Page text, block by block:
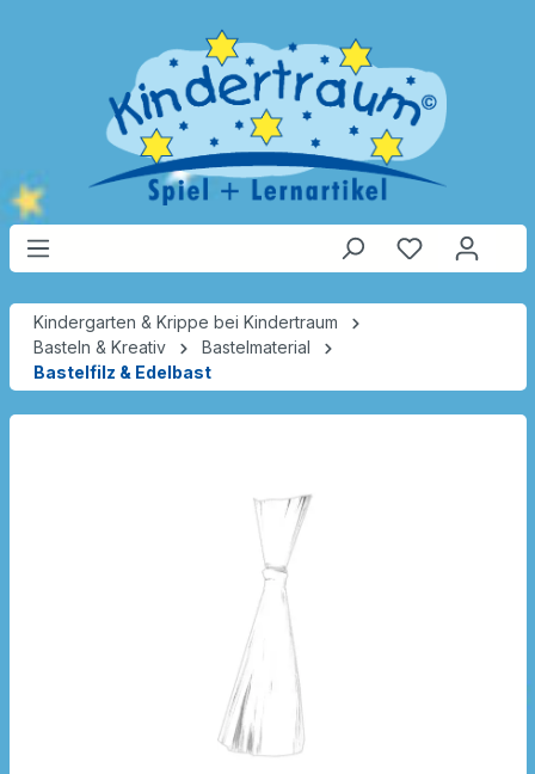
Kindergarten & Krippe bei Kindertraum
Basteln & Kreativ
Bastelmaterial
Bastelfilz & Edelbast